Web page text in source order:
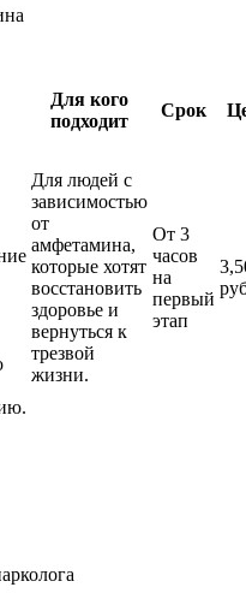
Для кого
подходит
Срок
Для людей с
зависимостью
от
амфетамина,
которые хотят
восстановить
здоровье и
вернуться к
трезвой
жизни.
От 3
часов
на
первый
этап